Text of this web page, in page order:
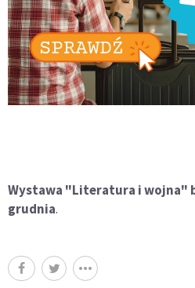
Wystawa "Literatura i wojna"
grudnia.